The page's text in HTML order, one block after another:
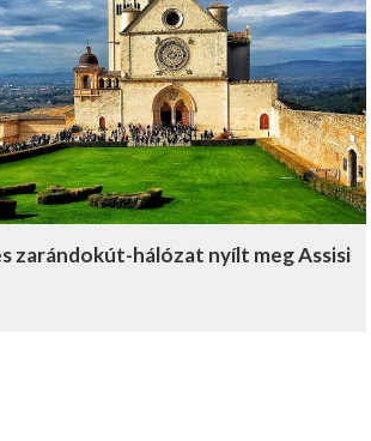
zarándokút-hálózat nyílt meg Assisi